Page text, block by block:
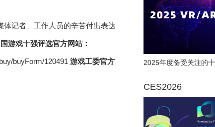
记者、工作人员的辛苦付出表达
游戏十强评选官方网站：
buyForm/120491 游戏工委官方 2025年度备受关注的
CES2026